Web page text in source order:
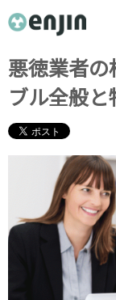
悪徳業者
ブル全般